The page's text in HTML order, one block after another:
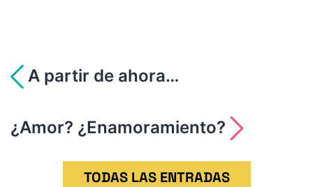
Navegación
entradas
A partir de ahora…
¿Amor? ¿Enamoramiento?
TODAS LAS ENTRADAS